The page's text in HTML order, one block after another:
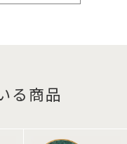
る商品